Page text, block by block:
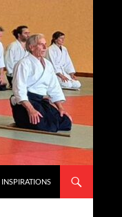
INSPIRATIONS